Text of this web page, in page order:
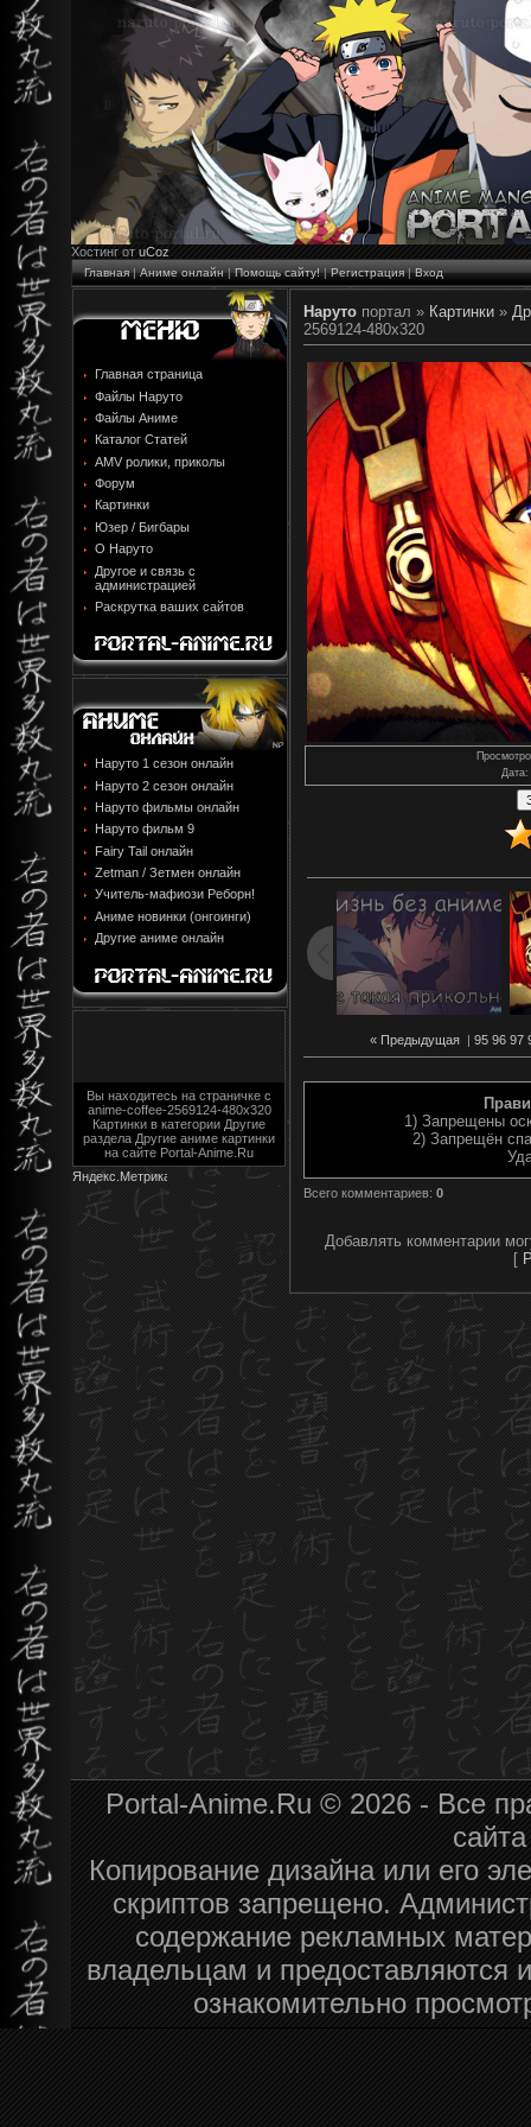
Хостинг от uCoz
Главная|Аниме онлайн|Помощь сайту!|Регистрация|Вход
Главная страница
Файлы Наруто
Файлы Аниме
Каталог Статей
AMV ролики, приколы
Форум
Картинки
Юзер / Бигбары
О Наруто
Другое и связь с
администрацией
Раскрутка ваших сайтов
Наруто 1 сезон онлайн
Наруто 2 сезон онлайн
Наруто фильмы онлайн
Наруто фильм 9
Fairy Tail онлайн
Zetman / Зетмен онлайн
Учитель-мафиози Реборн!
Аниме новинки (онгоинги)
Другие аниме онлайн
Вы находитесь на страничке с
anime-coffee-2569124-480x320
Картинки в категории Другие
раздела Другие аниме картинки
на сайте Portal-Anime.Ru
Наруто портал » Картинки »
2569124-480x320
Дата:
« Предыдущая | 95 96 97
1) Запрещены
2) Запрещён
Всего комментариев: 0
Добавлять комментарии
[
Portal-Anime.Ru © 2026 - Все
Копирование дизайна или его
скриптов запрещено.
содержание рекламных
владельцам и предоставляются
ознакомительно